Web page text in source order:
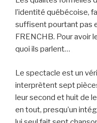
l’identité québécoise,
suffisent pourtant pas
FRENCHB. Pour avoir
quoi ils parlent…
Le spectacle est un
interprètent sept
leur second et huit de
en tout, presqu’un